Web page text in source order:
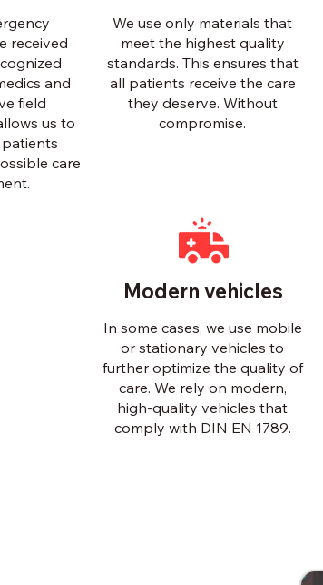
received
and
field
us to
care
We use only materials that
meet the highest quality
standards. This ensures that
all patients receive the care
they deserve. Without
compromise.
Modern vehicles
In some cases, we use mobile
or stationary vehicles to
further optimize the quality of
care. We rely on modern,
high-quality vehicles that
comply with DIN EN 1789.